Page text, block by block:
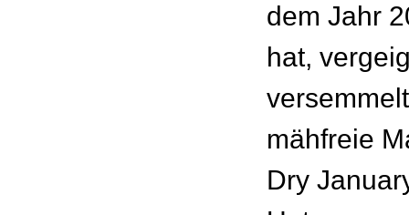
dem Jahr
hat,
mähfreie
Dry